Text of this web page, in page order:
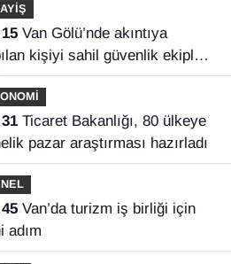
Van Gölü’nde akıntıya
kişiyi sahil güvenlik ekipleri
Ticaret Bakanlığı, 80 ülkeye
pazar araştırması hazırladı
Van’da turizm iş birliği için
adım